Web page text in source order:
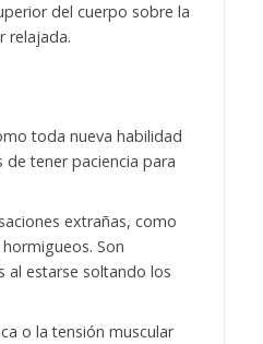
del cuerpo sobre la
relajada.
toda nueva habilidad
de tener paciencia para
extrañas, como
Son
al estarse soltando los
o la tensión muscular